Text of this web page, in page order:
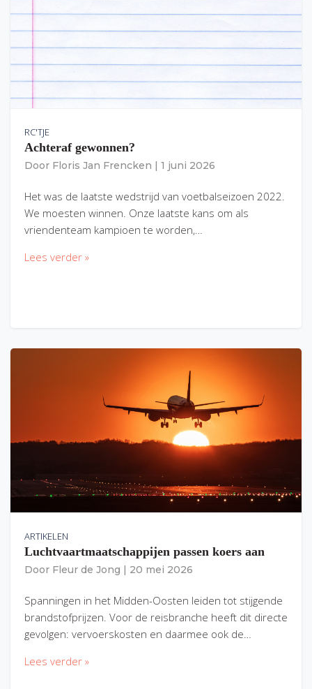
RC'TJE
Achteraf gewonnen?
Door Floris Jan Frencken 1 juni 2026
Het was de laatste wedstrijd van voetbalseizoen 2022.
We moesten winnen. Onze laatste kans om als
vriendenteam kampioen te worden,…
Lees verder »
ARTIKELEN
Luchtvaartmaatschappijen passen koers aan
Door Fleur de Jong 20 mei 2026
Spanningen in het Midden-Oosten leiden tot stijgende
brandstofprijzen. Voor de reisbranche heeft dit directe
gevolgen: vervoerskosten en daarmee ook de…
Lees verder »